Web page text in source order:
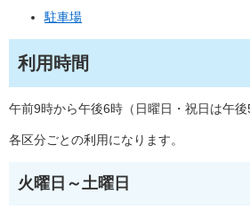
駐車場
利用時間
午前9時から午後6時（日曜日・祝日は午
各区分ごとの利用になります。
火曜日～土曜日